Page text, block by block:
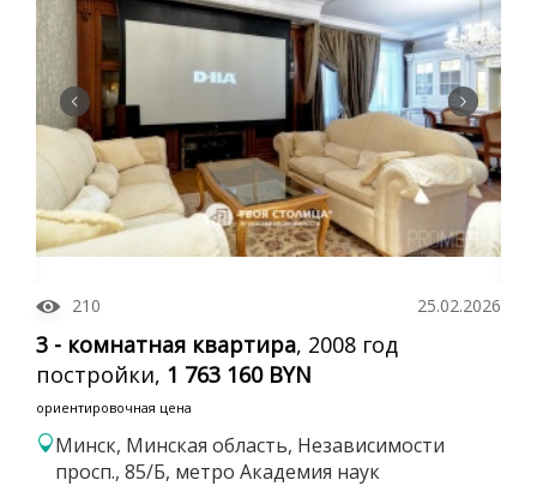
210 25.02.2026
3 - комнатная квартира, 2008 год
постройки, 1 763 160 BYN
ориентировочная цена
Минск, Минская область, Независимости
просп., 85/Б, метро Академия наук